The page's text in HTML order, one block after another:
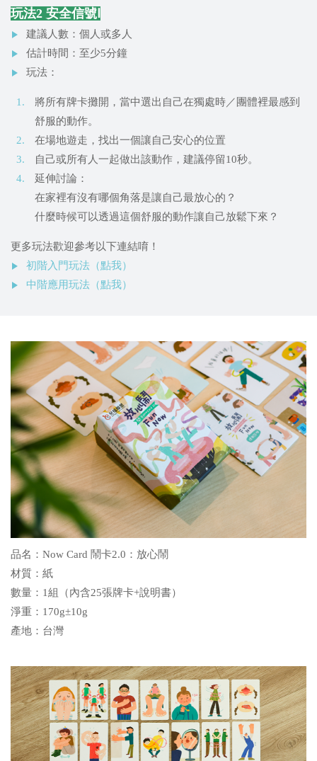
玩法2 安全信號Ⅰ
建議人數：個人或多人
估計時間：至少5分鐘
玩法：
將所有牌卡攤開，當中選出自己在獨處時／團體裡最感到
舒服的動作。
在場地遊走，找出一個讓自己安心的位置
自己或所有人一起做出該動作，建議停留10秒。
延伸討論：
在家裡有沒有哪個角落是讓自己最放心的？
什麼時候可以透過這個舒服的動作讓自己放鬆下來？
更多玩法歡迎參考以下連結唷！
初階入門玩法（點我）
中階應用玩法（點我）
品名：Now Card 鬧卡2.0 ：放心鬧
材質：紙
數量：1組（內含25張牌卡+說明書）
淨重：170g±10g
產地：台灣